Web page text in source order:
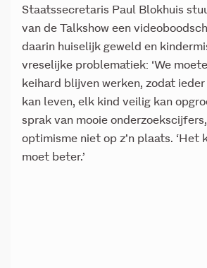
Staatssecretaris Paul Blokhuis
van de Talkshow een
daarin huiselijk geweld en
vreselijke problematiek: ‘We
keihard blijven werken, zodat
kan leven, elk kind veilig kan
sprak van mooie
optimisme niet op z’n plaats. ‘Het
moet beter.’